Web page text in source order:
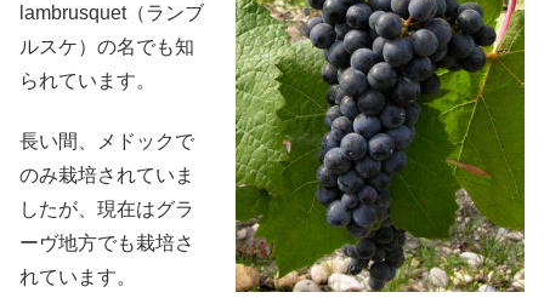
lambrusquet（ランブ
ルスケ）の名でも知
られています。
長い間、メドックで
のみ栽培されていま
したが、現在はグラ
ーヴ地方でも栽培さ
れています。